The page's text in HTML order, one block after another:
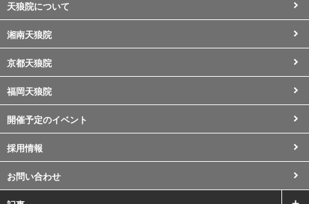
天狼院について
湘南天狼院
京都天狼院
福岡天狼院
開催予定のイベント
採用情報
お問い合わせ